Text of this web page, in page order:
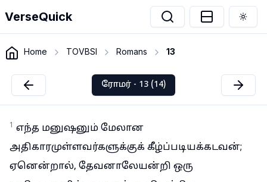
VerseQuick
Home TOVBSI Romans 13
ரோமர் - 13 (14)
1 எந்த மனுஷனும் மேலான
அதிகாரமுள்ளவர்களுக்குக் கீழ்ப்படியக்கடவன்;
ஏனென்றால், தேவனாலேயன்றி ஒரு